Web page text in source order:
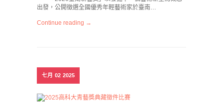
出發，公開徵選全國優秀年輕藝術家於臺南…
Continue reading →
七月 02 2025